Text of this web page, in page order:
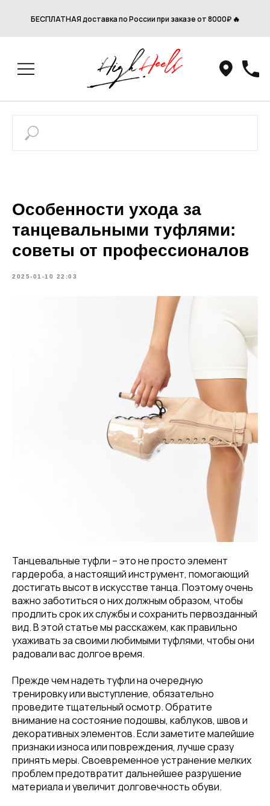
БЕСПЛАТНАЯ доставка по России при заказе от 8000₽ 🔥
Особенности ухода за
танцевальными туфлями:
советы от профессионалов
2025-01-10 22:03
Танцевальные туфли – это не просто элемент
гардероба, а настоящий инструмент, помогающий
достигать высот в искусстве танца. Поэтому очень
важно заботиться о них должным образом, чтобы
продлить срок их службы и сохранить первозданный
вид. В этой статье мы расскажем, как правильно
ухаживать за своими любимыми туфлями, чтобы они
радовали вас долгое время.
Прежде чем надеть туфли на очередную
тренировку или выступление, обязательно
проведите тщательный осмотр. Обратите
внимание на состояние подошвы, каблуков, швов и
декоративных элементов. Если заметите малейшие
признаки износа или повреждения, лучше сразу
принять меры. Своевременное устранение мелких
проблем предотвратит дальнейшее разрушение
материала и увеличит долговечность обуви.